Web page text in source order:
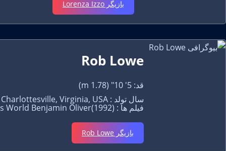
بازیگر Lorenza Izzo
Rob Lowe
قد: 5' 10" (1.78 m)
سال تولد : March 17, 1964 in Charlottesville, Virginia, USA
فیلم ها : St. Elmo's Fire Billy Hicks(1985), The Outsiders Sodapop Curtis(1983), Wayne's World Benjamin Oliver(1992)
بازیگر Rob Lowe